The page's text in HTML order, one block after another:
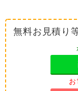
無料お見積り
お